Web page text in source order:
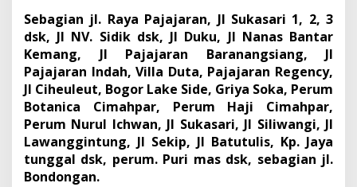
Sebagian jl. Raya Pajajaran, Jl Sukasari 1, 2, 3
dsk, Jl NV. Sidik dsk, Jl Duku, Jl Nanas Bantar
Kemang, Jl Pajajaran Baranangsiang, Jl
Pajajaran Indah, Villa Duta, Pajajaran Regency,
Jl Ciheuleut, Bogor Lake Side, Griya Soka, Perum
Botanica Cimahpar, Perum Haji Cimahpar,
Perum Nurul Ichwan, Jl Sukasari, Jl Siliwangi, Jl
Lawanggintung, Jl Sekip, Jl Batutulis, Kp. Jaya
tunggal dsk, perum. Puri mas dsk, sebagian jl.
Bondongan.